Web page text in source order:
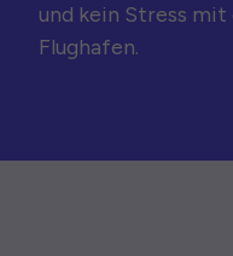
und kein Stress
Flughafen.